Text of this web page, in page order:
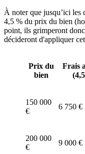
À noter que jusqu’ici les
4,5 % du prix du bien
point, ils grimperont
décideront d'appliquer
Prix du
bien
Frais
150 000
€
6 750 €
200 000
€
9 000 €